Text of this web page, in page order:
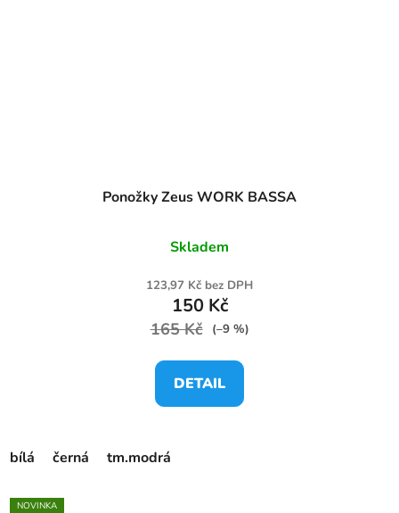
Ponožky Zeus WORK BASSA
Skladem
123,97 Kč bez DPH
150 Kč
165 Kč (–9 %)
DETAIL
bílá černá tm.modrá
NOVINKA